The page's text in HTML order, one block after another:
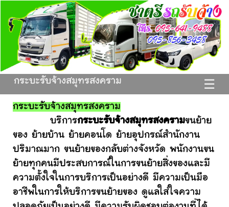
☰
กระบะรับจ้างสมุทรสงคราม
กระบะรับจ้างสมุทรสงคราม
บริการกระบะรับจ้างสมุทรสงครามขนย้าย
ของ ย้ายบ้าน ย้ายคอนโด ย้ายอุปกรณ์สำนักงาน
ปริมาณมาก ขนย้ายของกลับต่างจังหวัด พนักงานขน
ย้ายทุกคนมีประสบการณ์ในการขนย้ายสิ่งของและมี
ความตั้งใจในการบริการเป็นอย่างดี มีความเป็นมือ
อาชีพในการให้บริการขนย้ายของ ดูแลใส่ใจความ